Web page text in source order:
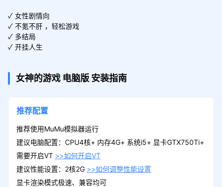
✓ 女性剧情向
✓ 不氪不肝 ，轻松游戏
✓ 多结局
女神的游戏 电脑版 安装指南
推荐配置
推荐使用MuMu模拟器运行
建议电脑配置：CPU4核+ 内存4G+ 系统i5+ 显卡GTX750Ti+
需要开启VT >>如何开启VT
建议性能设置：2核2G >>如何调整性能设置
显卡渲染模式极速、兼容均可